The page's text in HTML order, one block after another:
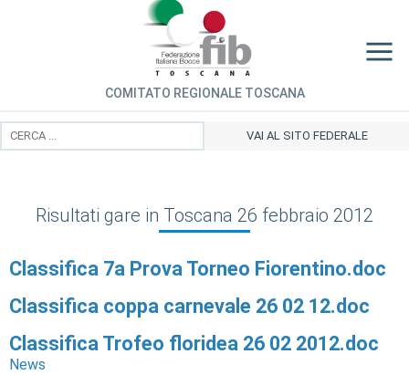
COMITATO REGIONALE TOSCANA
VAI AL SITO FEDERALE
Risultati gare in Toscana 26 febbraio 2012
Classifica 7a Prova Torneo Fiorentino.doc
Classifica coppa carnevale 26 02 12.doc
Classifica Trofeo floridea 26 02 2012.doc
News